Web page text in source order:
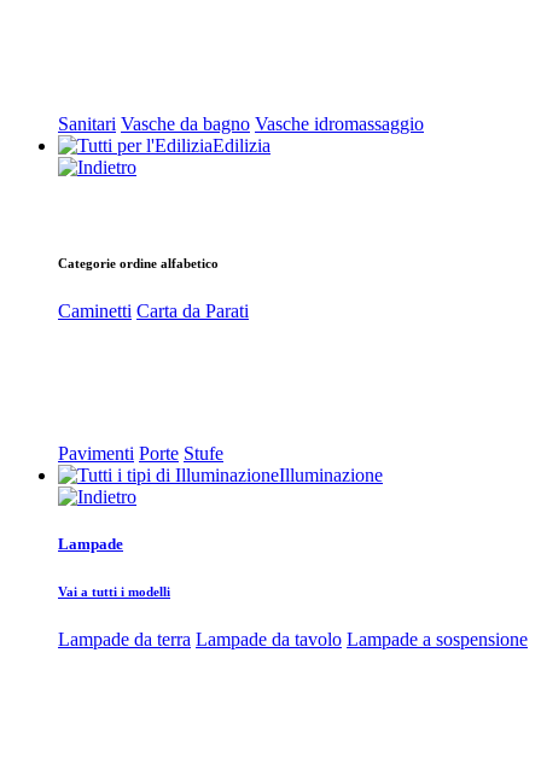
Sanitari Vasche da bagno Vasche idromassaggio
Edilizia
Categorie ordine alfabetico
Caminetti Carta da Parati
Pavimenti Porte Stufe
Illuminazione
Lampade
Vai a tutti i modelli
Lampade da terra Lampade da tavolo Lampade a sospensione